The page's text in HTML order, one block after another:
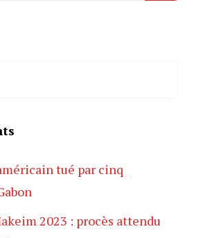
tué par cinq
2023 : procès attendu